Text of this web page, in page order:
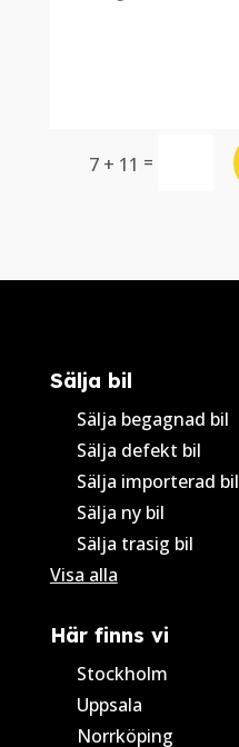
7 + 11 =
Sälja bil
Sälja begagnad bil
Sälja defekt bil
Sälja importerad bil
Sälja ny bil
Sälja trasig bil
Visa alla
Här finns vi
Stockholm
Uppsala
Norrköping